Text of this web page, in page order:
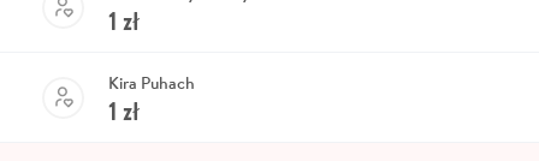
1 zł
Kira Puhach
1 zł